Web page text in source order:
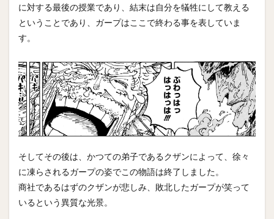
に対する最後の授業であり、結末は自分を犠牲にして教える
ということであり、ガープはここで終わる事を表していま
す。
そしてその後は、かつての弟子であるクザンによって、徐々
に凍らされるガープの姿でこの物語は終了しました。
商社であるはずのクザンが悲しみ、敗北したガープが笑って
いるという異質な光景。